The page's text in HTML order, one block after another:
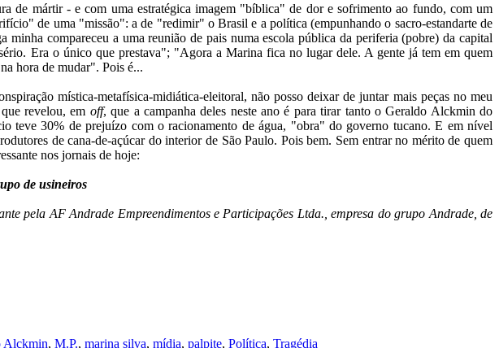
de mártir - e com uma estratégica imagem "bíblica" de dor e sofrimento ao fundo, com um
de uma "missão": a de "redimir" o Brasil e a política (empunhando o sacro-estandarte de
compareceu a uma reunião de pais numa escola pública da periferia (pobre) da capital
Era o único que prestava"; "Agora a Marina fica no lugar dele. A gente já tem em quem
hora de mudar". Pois é...
mística-metafísica-midiática-eleitoral, não posso deixar de juntar mais peças no meu
revelou, em off, que a campanha deles neste ano é para tirar tanto o Geraldo Alckmin do
teve 30% de prejuízo com o racionamento de água, "obra" do governo tucano. E em nível
de cana-de-açúcar do interior de São Paulo. Pois bem. Sem entrar no mérito de quem
nos jornais de hoje:
de usineiros
pela AF Andrade Empreendimentos e Participações Ltda., empresa do grupo Andrade, de
Alckmin, M.P., marina silva, mídia, palpite, Política, Tragédia